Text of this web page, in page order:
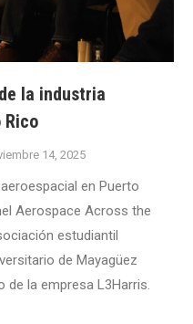
la industria
Rico
14, 2025
en Puerto
Aerospace Across the
estudiantil
de Mayagüez
de la empresa L3Harris.